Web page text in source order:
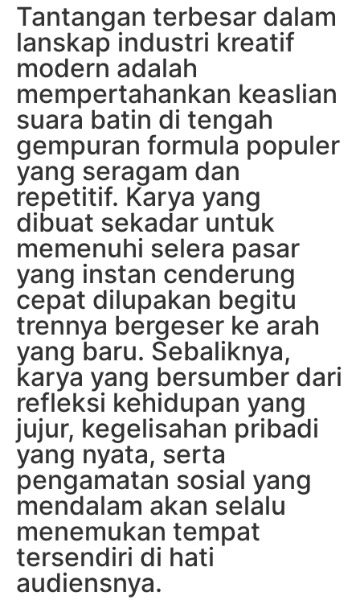
Tantangan terbesar dalam
lanskap industri kreatif
modern adalah
mempertahankan keaslian
suara batin di tengah
gempuran formula populer
yang seragam dan
repetitif. Karya yang
dibuat sekadar untuk
memenuhi selera pasar
yang instan cenderung
cepat dilupakan begitu
trennya bergeser ke arah
yang baru. Sebaliknya,
karya yang bersumber dari
refleksi kehidupan yang
jujur, kegelisahan pribadi
yang nyata, serta
pengamatan sosial yang
mendalam akan selalu
menemukan tempat
tersendiri di hati
audiensnya.